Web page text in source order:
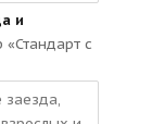
и
с